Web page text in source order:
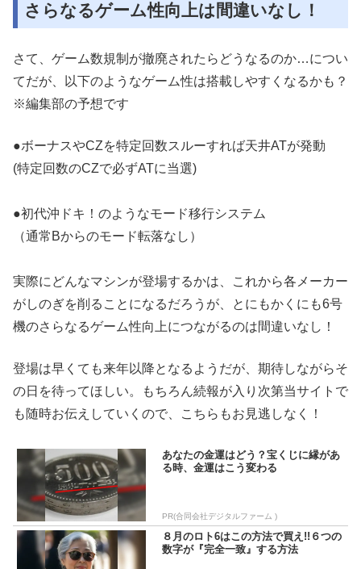
さらなるゲーム性向上は間違いなし！
さて、ゲーム数規制が撤廃されたらどうなるのか…につい
てだが、以下のようなゲーム性は搭載しやすくなるかも？
※編集部の予想です
●ボーナスやCZを特定回数スルーすれば天井ATが発動
(特定回数のCZで必ずATに当選)
●初代沖ドキ！のようなモード移行システム
（通常Bからのモード転落なし）
実際にどんなマシンが登場するかは、これから各メーカー
がしのぎを削ることになるだろうが、とにもかくにも6号
機のさらなるゲーム性向上につながるのは間違いなし！
登場は早くても来年以降となるようだが、期待しながらそ
の日を待ってほしい。もちろん続報が入り次第当サイトで
も随時お伝えしていくので、こちらもお見逃しなく！
あなたの金運はどう？宝くじに縁があ
る時、金運はこう変わる
PR(合同会社デジタルファーム )
８月のロト6はこの方法で買え!!６つの
数字が『完全一致』する方法